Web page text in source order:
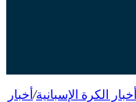
أخبار الكرة الإسبانية/ أخبار